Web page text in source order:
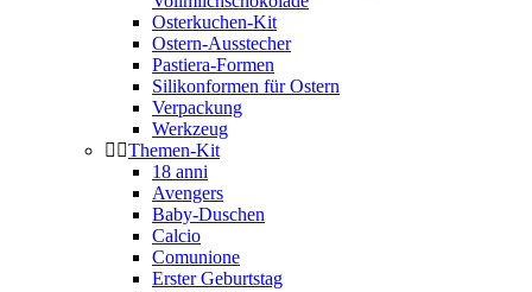
Osterkuchen-Kit
Ostern-Ausstecher
Pastiera-Formen
Silikonformen für Ostern
Verpackung
Werkzeug
Themen-Kit
18 anni
Avengers
Baby-Duschen
Calcio
Comunione
Erster Geburtstag